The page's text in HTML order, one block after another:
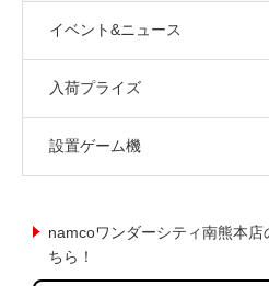
イベント&ニュース
入荷プライズ
設置ゲーム機
namcoワンダーシティ南熊本店
ちら！